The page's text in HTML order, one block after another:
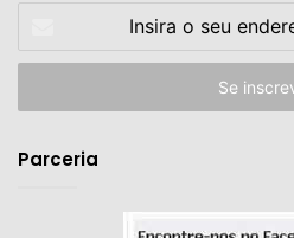
seu
de
Parceria